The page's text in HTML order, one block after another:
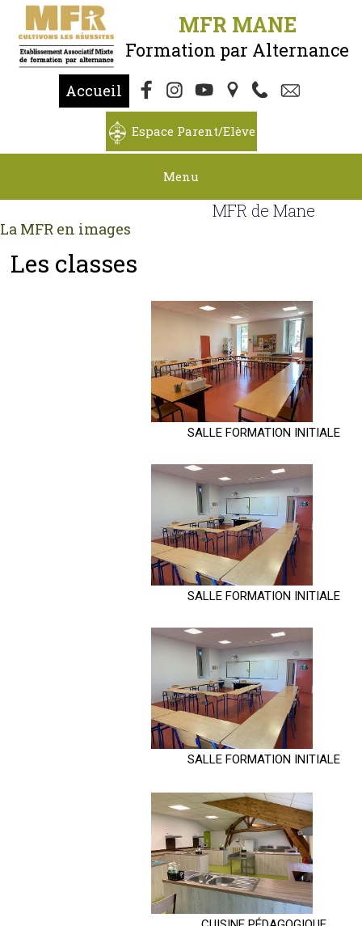
MFR MANE
Formation par Alternance
Accueil
Espace Parent/Elève
Menu
MFR de Mane
La MFR en images
Les classes
SALLE FORMATION INITIALE
SALLE FORMATION INITIALE
SALLE FORMATION INITIALE